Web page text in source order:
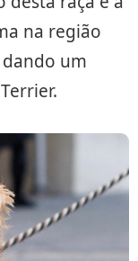
na região
um